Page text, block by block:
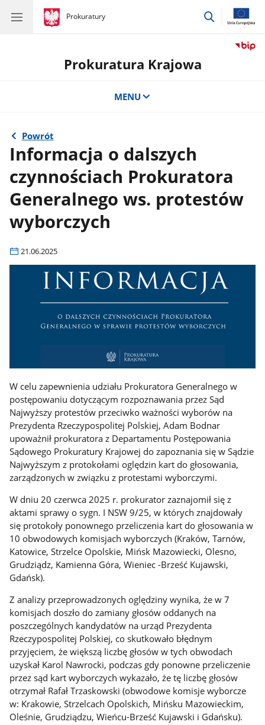
gov.pl
Prokuratury
gov.pl
Prokuratury
przejdź
Prokuratura Krajowa
MENU
Powrót
Informacja o dalszych
czynnościach Prokuratora
Generalnego ws. protestów
wyborczych
21.06.2025
W celu zapewnienia udziału Prokuratora Generalnego w
postępowaniu dotyczącym rozpoznawania przez Sąd
Najwyższy protestów przeciwko ważności wyborów na
Prezydenta Rzeczypospolitej Polskiej, Adam Bodnar
upoważnił prokuratora z Departamentu Postępowania
Sądowego Prokuratury Krajowej do zapoznania się w Sądzie
Najwyższym z protokołami oględzin kart do głosowania,
zarządzonych w związku z protestami wyborczymi.
W dniu 20 czerwca 2025 r. prokurator zaznajomił się z
aktami sprawy o sygn. I NSW 9/25, w których znajdowały
się protokoły ponownego przeliczenia kart do głosowania w
10 obwodowych komisjach wyborczych (Kraków, Tarnów,
Katowice, Strzelce Opolskie, Mińsk Mazowiecki, Olesno,
Grudziądz, Kamienna Góra, Wieniec -Brześć Kujawski,
Gdańsk).
Z analizy przeprowadzonych oględziny wynika, że w 7
komisjach doszło do zamiany głosów oddanych na
poszczególnych kandydatów na urząd Prezydenta
Rzeczypospolitej Polskiej, co skutkowało błędnym
przyjęciem, że większą liczbę głosów w tych obwodach
uzyskał Karol Nawrocki, podczas gdy ponowne przeliczenie
przez sąd kart wyborczych wykazało, że tę liczbę głosów
otrzymał Rafał Trzaskowski (obwodowe komisje wyborcze
w: Krakowie, Strzelcach Opolskich, Mińsku Mazowieckim,
Oleśnie, Grudziądzu, Wieńcu-Brześć Kujawski i Gdańsku).